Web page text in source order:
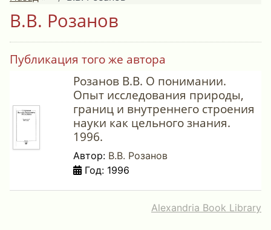
В.В. Розанов
Публикация того же автора
Розанов В.В. О понимании.
Опыт исследования природы,
границ и внутреннего строения
науки как цельного знания.
1996.
Автор: В.В. Розанов
Год: 1996
Alexandria Book Library